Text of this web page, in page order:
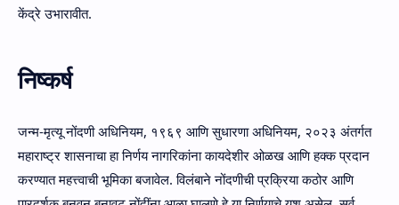
केंद्रे उभारावीत.
निष्कर्ष
जन्म-मृत्यू नोंदणी अधिनियम, १९६९ आणि सुधारणा अधिनियम, २०२३ अंतर्गत
महाराष्ट्र शासनाचा हा निर्णय नागरिकांना कायदेशीर ओळख आणि हक्क प्रदान
करण्यात महत्त्वाची भूमिका बजावेल. विलंबाने नोंदणीची प्रक्रिया कठोर आणि